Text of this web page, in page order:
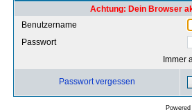
Achtung: Dein Browser
Benutzername
Passwort
Immer
Passwort vergessen